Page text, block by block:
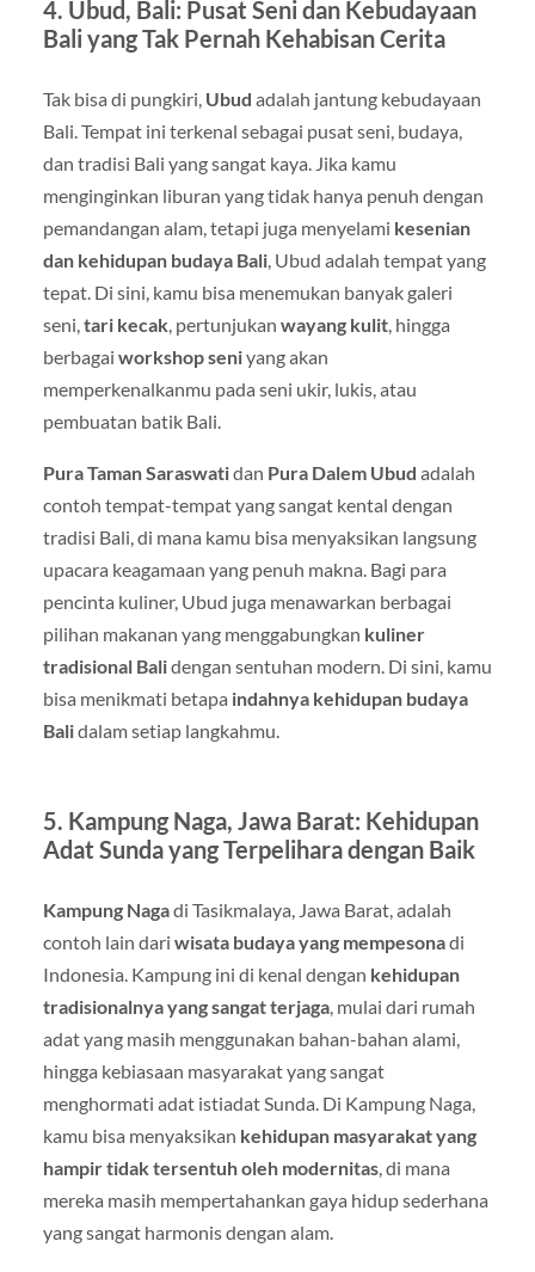
4. Ubud, Bali: Pusat Seni dan Kebudayaan
Bali yang Tak Pernah Kehabisan Cerita
Tak bisa di pungkiri, Ubud adalah jantung kebudayaan
Bali. Tempat ini terkenal sebagai pusat seni, budaya,
dan tradisi Bali yang sangat kaya. Jika kamu
menginginkan liburan yang tidak hanya penuh dengan
pemandangan alam, tetapi juga menyelami kesenian
dan kehidupan budaya Bali, Ubud adalah tempat yang
tepat. Di sini, kamu bisa menemukan banyak galeri
seni, tari kecak, pertunjukan wayang kulit, hingga
berbagai workshop seniyang akan
memperkenalkanmu pada seni ukir, lukis, atau
pembuatan batik Bali.
Pura Taman Saraswatidan Pura Dalem Ubud adalah
contoh tempat-tempat yang sangat kental dengan
tradisi Bali, di mana kamu bisa menyaksikan langsung
upacara keagamaan yang penuh makna. Bagi para
pencinta kuliner, Ubud juga menawarkan berbagai
pilihan makanan yang menggabungkan kuliner
tradisional Balidengan sentuhan modern. Di sini, kamu
bisa menikmati betapa indahnya kehidupan budaya
Balidalam setiap langkahmu.
5. Kampung Naga, Jawa Barat: Kehidupan
Adat Sunda yang Terpelihara dengan Baik
Kampung Nagadi Tasikmalaya, Jawa Barat, adalah
contoh lain dari wisata budaya yang mempesonadi
Indonesia. Kampung ini di kenal dengan kehidupan
tradisionalnya yang sangat terjaga, mulai dari rumah
adat yang masih menggunakan bahan-bahan alami,
hingga kebiasaan masyarakat yang sangat
menghormati adat istiadat Sunda. Di Kampung Naga,
kamu bisa menyaksikan kehidupan masyarakat yang
hampir tidak tersentuh oleh modernitas, di mana
mereka masih mempertahankan gaya hidup sederhana
yang sangat harmonis dengan alam.